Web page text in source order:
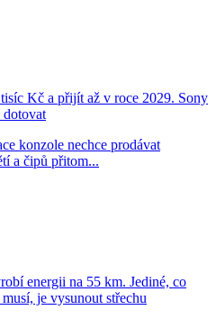
Kč a přijít až v roce 2029. Sony
dotovat
konzole nechce prodávat
a čipů přitom...
energii na 55 km. Jediné, co
je vysunout střechu